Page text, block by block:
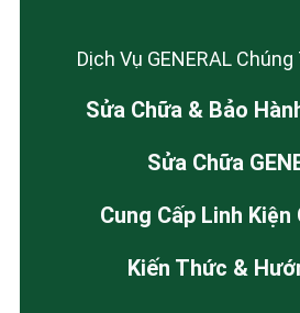
Dịch Vụ GENERAL
Sửa Chữa & Bảo
Sửa Chữa
Cung Cấp Linh Kiện
Kiến Thức &